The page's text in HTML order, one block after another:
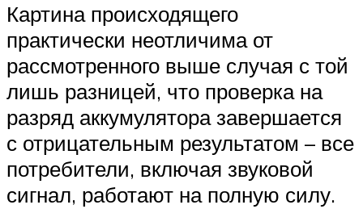
Картина происходящего
практически неотличима от
рассмотренного выше случая с той
лишь разницей, что проверка на
разряд аккумулятора завершается
с отрицательным результатом – все
потребители, включая звуковой
сигнал, работают на полную силу.